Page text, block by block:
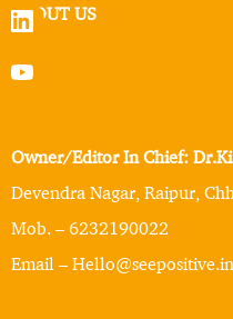
ABOUT US
Owner/Editor In Chief:
Devendra Nagar, Raipur,
Mob. – 6232190022
Email – Hello@seepositive.in